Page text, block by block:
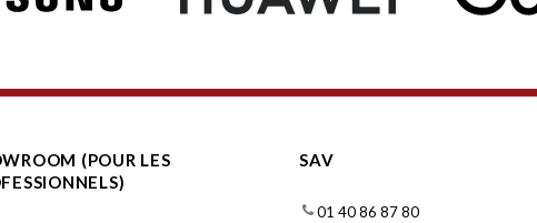
(POUR LES
SAV
01 40 86 87 80